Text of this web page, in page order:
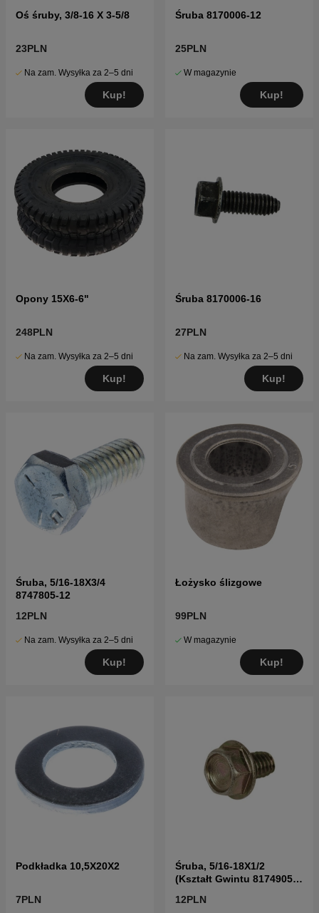
Oś śruby, 3/8-16 X 3-5/8
23PLN
Na zam. Wysyłka za 2–5 dni
Kup!
Śruba 8170006-12
25PLN
W magazynie
Kup!
Opony 15X6-6"
248PLN
Na zam. Wysyłka za 2–5 dni
Kup!
Śruba 8170006-16
27PLN
Na zam. Wysyłka za 2–5 dni
Kup!
Śruba, 5/16-18X3/4
8747805-12
12PLN
Na zam. Wysyłka za 2–5 dni
Kup!
Łożysko ślizgowe
99PLN
W magazynie
Kup!
Podkładka 10,5X20X2
7PLN
Śruba, 5/16-18X1/2
(Kształt Gwintu 8174905-
12PLN